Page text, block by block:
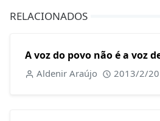
RELACIONADOS
A voz do povo não é a voz
Aldenir Araújo 2013/2/20